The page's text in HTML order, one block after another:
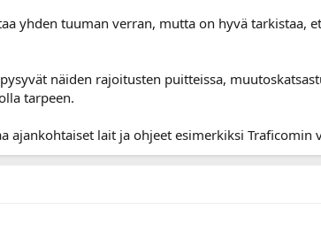
yhden tuuman verran, mutta on hyvä tarkistaa,
näiden rajoitusten puitteissa,
tarpeen.
ajankohtaiset lait ja ohjeet esimerkiksi